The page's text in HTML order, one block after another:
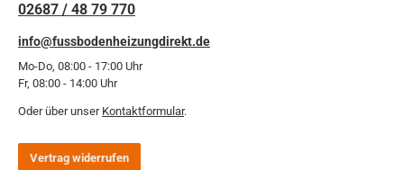
02687 / 48 79 770
info@fussbodenheizungdirekt.de
Mo-Do, 08:00 - 17:00 Uhr
Fr, 08:00 - 14:00 Uhr
Oder über unser Kontaktformular.
Vertrag widerrufen